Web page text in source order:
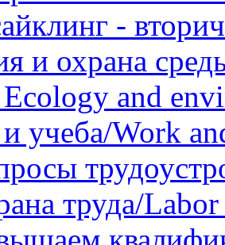
-
и охрана
and
учеба/Work
труда/Labor